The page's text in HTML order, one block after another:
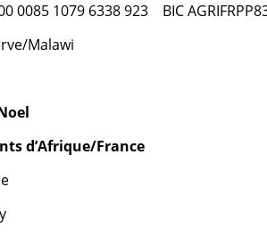
0085 1079 6338 923 BIC
Malawi
d’Afrique/France